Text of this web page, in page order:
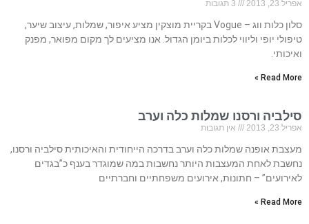
אפריל 23, 2013
סלון כלות ווג – Vogue בקריית מוצקין מציע איפור, שמלות, עיצוב שיער,
טיפולי יופי וליווי לכלות ביומן הגדול. אנו מציעים לך מקום מפואר, מפנק
ואיכותי.
Read More »
סילביה ורסנו שמלות כלה וערב
אפריל 23, 2013 אין תגובות
מעצבת אופנה שמלות כלה וערב בדרכה הייחודית והאיכותית סילביה ורסנו,
נחשבת לאחת המעצבות היותר נחשבות במה שמוגדר בענף כ”בגדים
לאירועים” – חתונות, אירועים משפחתיים וחברתיים
Read More »